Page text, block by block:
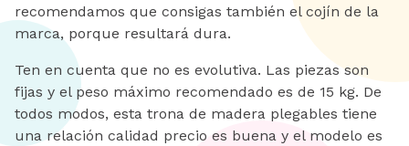
recomendamos que consigas también el cojín de la
marca, porque resultará dura.
Ten en cuenta que no es evolutiva. Las piezas son
fijas y el peso máximo recomendado es de 15 kg. De
todos modos, esta trona de madera plegables tiene
una relación calidad precio es buena y el modelo es